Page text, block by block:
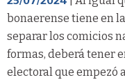
bonaerense tiene en
separar los comicios
formas, deberá tener
electoral que empezó